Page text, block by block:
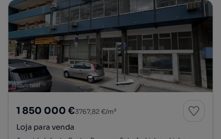
1 850 000 €3767,82 €/m²
Loja para venda